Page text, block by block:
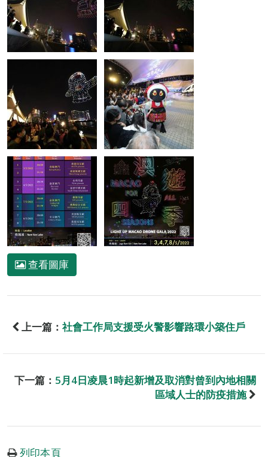
查看圖庫
上一篇： 社會工作局支援受火警影響路環小築住戶
下一篇： 5月4日凌晨1時起新增及取消對曾到內地相關
區域人士的防疫措施
列印本頁